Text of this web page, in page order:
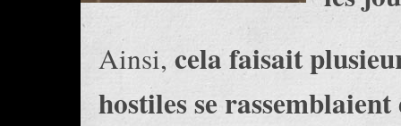
Ainsi, cela faisait
hostiles se